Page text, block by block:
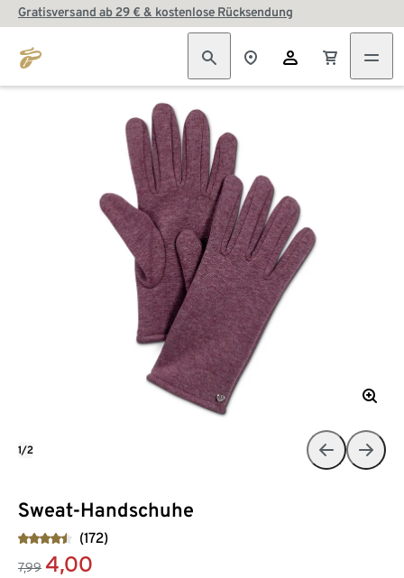
Gratisversand ab 29 € & kostenlose Rücksendung
Sweat-Handschuhe
(172)
7,99 4,00
1/2